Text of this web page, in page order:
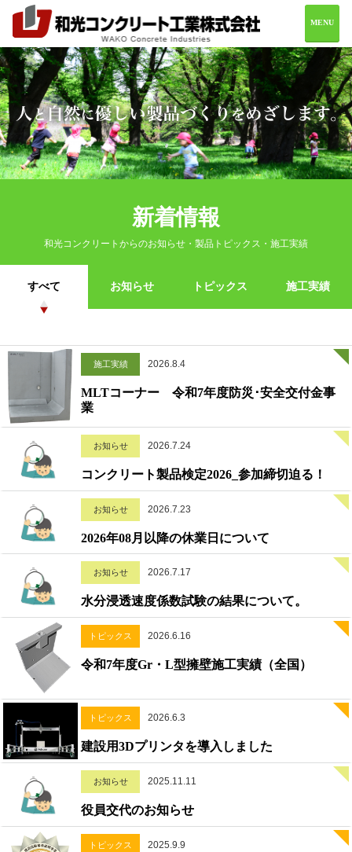
MENU
ホーム 会社案内
製品情報 施工実績
0982-69-2216
新着情報
和光コンクリートからのお知らせ・製品トピックス・施工実績
すべて お知らせ トピックス 施工実績
施工実績 2026.8.4
MLTコーナー 令和7年度防災･安全交付金事
業
お知らせ 2026.7.24
コンクリート製品検定2026_参加締切迫る！
お知らせ 2026.7.23
2026年08月以降の休業日について
お知らせ 2026.7.17
水分浸透速度係数試験の結果について。
トピックス 2026.6.16
令和7年度Gr・L型擁壁施工実績（全国）
トピックス 2026.6.3
建設用3Dプリンタを導入しました
お知らせ 2025.11.11
役員交代のお知らせ
トピックス 2025.9.9